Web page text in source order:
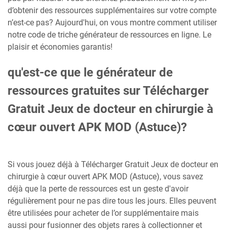
d’obtenir des ressources supplémentaires sur votre compte
n’est-ce pas? Aujourd'hui, on vous montre comment utiliser
notre code de triche générateur de ressources en ligne. Le
plaisir et économies garantis!
qu'est-ce que le générateur de
ressources gratuites sur Télécharger
Gratuit Jeux de docteur en chirurgie à
cœur ouvert APK MOD (Astuce)?
Si vous jouez déjà à Télécharger Gratuit Jeux de docteur en
chirurgie à cœur ouvert APK MOD (Astuce), vous savez
déjà que la perte de ressources est un geste d'avoir
régulièrement pour ne pas dire tous les jours. Elles peuvent
être utilisées pour acheter de l’or supplémentaire mais
aussi pour fusionner des objets rares à collectionner et